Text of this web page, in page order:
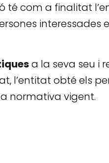
té com a finalitat
interessades
a la seva seu i
l’entitat obté els
normativa vigent.